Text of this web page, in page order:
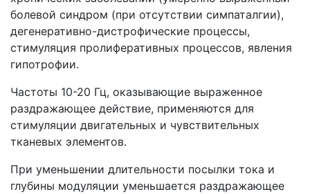
болевой синдром (при отсутствии симпаталгии),
дегенеративно-дистрофические процессы,
стимуляция пролиферативных процессов, явления
гипотрофии.
Частоты 10-20 Гц, оказывающие выраженное
раздражающее действие, применяются для
стимуляции двигательных и чувствительных
тканевых элементов.
При уменьшении длительности посылки тока и
глубины модуляции уменьшается раздражающее